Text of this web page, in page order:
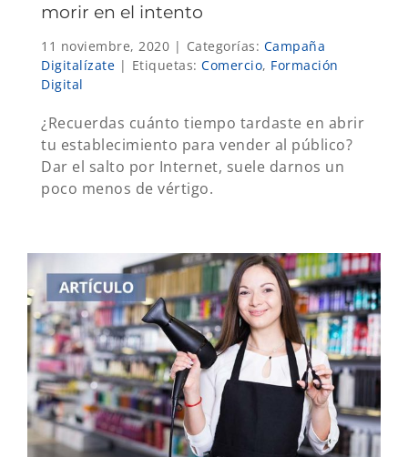
morir en el intento
11 noviembre, 2020 | Categorías: Campaña
Digitalízate | Etiquetas: Comercio, Formación
Digital
¿Recuerdas cuánto tiempo tardaste en abrir
tu establecimiento para vender al público?
Dar el salto por Internet, suele darnos un
poco menos de vértigo.